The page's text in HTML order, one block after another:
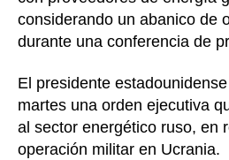
considerando un abanico de
durante una conferencia de
El presidente
martes una orden ejecutiva
al sector energético ruso, en
operación militar en Ucrania.